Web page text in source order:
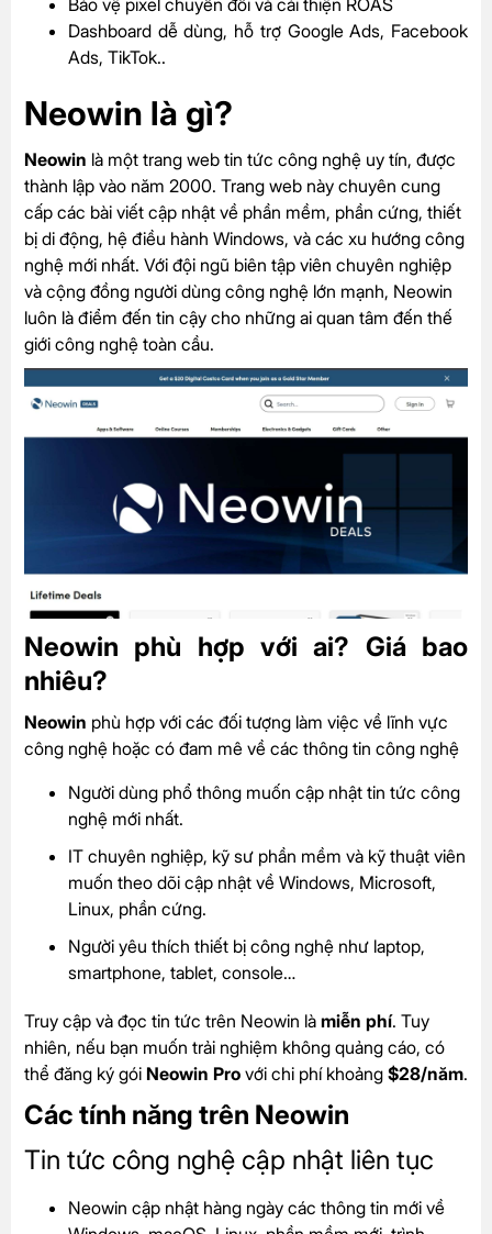
Bảo vệ pixel chuyển đổi và cải thiện ROAS
Dashboard dễ dùng, hỗ trợ Google Ads, Facebook
Ads, TikTok..
Neowin là gì?
Neowin là một trang web tin tức công nghệ uy tín, được
thành lập vào năm 2000. Trang web này chuyên cung
cấp các bài viết cập nhật về phần mềm, phần cứng, thiết
bị di động, hệ điều hành Windows, và các xu hướng công
nghệ mới nhất. Với đội ngũ biên tập viên chuyên nghiệp
và cộng đồng người dùng công nghệ lớn mạnh, Neowin
luôn là điểm đến tin cậy cho những ai quan tâm đến thế
giới công nghệ toàn cầu.
Neowin phù hợp với ai? Giá bao
nhiêu?
Neowin phù hợp với các đối tượng làm việc về lĩnh vực
công nghệ hoặc có đam mê về các thông tin công nghệ
Người dùng phổ thông muốn cập nhật tin tức công
nghệ mới nhất.
IT chuyên nghiệp, kỹ sư phần mềm và kỹ thuật viên
muốn theo dõi cập nhật về Windows, Microsoft,
Linux, phần cứng.
Người yêu thích thiết bị công nghệ như laptop,
smartphone, tablet, console…
Truy cập và đọc tin tức trên Neowin là miễn phí. Tuy
nhiên, nếu bạn muốn trải nghiệm không quảng cáo, có
thể đăng ký gói Neowin Pro với chi phí khoảng $28/năm.
Các tính năng trên Neowin
Tin tức công nghệ cập nhật liên tục
Neowin cập nhật hàng ngày các thông tin mới về